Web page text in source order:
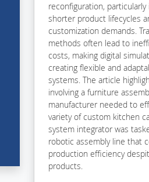
reconfiguration,
shorter product lifecycles
customization demands.
methods often lead to
costs, making digital
creating flexible and
systems. The article
involving a furniture
manufacturer needed to
variety of custom kitchen
system integrator was
robotic assembly line that
production efficiency
products.